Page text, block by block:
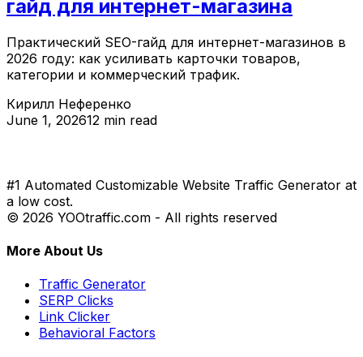
гайд для интернет-магазина
Практический SEO-гайд для интернет-магазинов в
2026 году: как усиливать карточки товаров,
категории и коммерческий трафик.
Кирилл Неференко
June 1, 202612 min read
#1 Automated Customizable Website Traffic Generator at
a low cost.
© 2026 YOOtraffic.com - All rights reserved
More About Us
Traffic Generator
SERP Clicks
Link Clicker
Behavioral Factors